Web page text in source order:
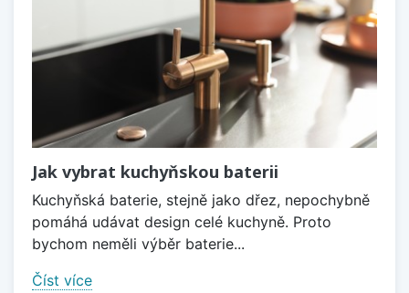
Jak vybrat kuchyňskou baterii
Kuchyňská baterie, stejně jako dřez, nepochybně
pomáhá udávat design celé kuchyně. Proto
bychom neměli výběr baterie...
Číst více